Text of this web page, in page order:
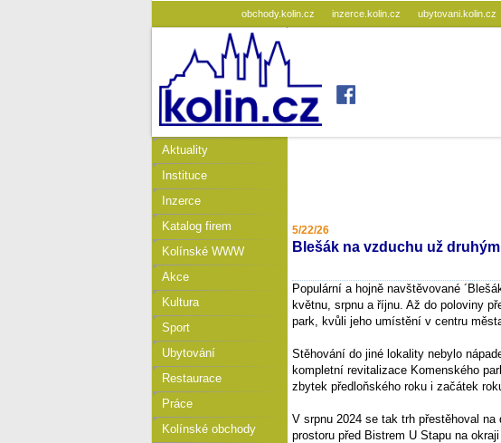
obchody.kolin.cz inzerce.kolin.cz ubytovani.kolin.cz
Aktuality
Instituce
Inzerce
Katalog firem
Kolínské WWW
Akce
Kultura
Sport
Ubytování
Restaurace
Práce
Kolínské obchody
5/22/26
Blešák na vzduchu už
Populární a hojně navštěvované
květnu, srpnu a říjnu. Až do poloviny
park, kvůli jeho umístění v centru
Stěhování do jiné lokality nebylo
kompletní revitalizace Komenského
zbytek předloňského roku i začátek
V srpnu 2024 se tak trh přestěhoval
prostoru před Bistrem U Stapu na